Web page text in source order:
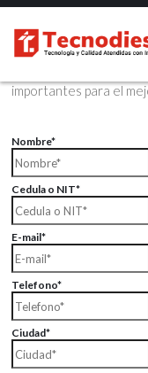
Contáctenos Vía
Envíenos sus datos
importantes para el
Nombre*
Cedula o NIT*
E-mail*
Telefono*
Ciudad*